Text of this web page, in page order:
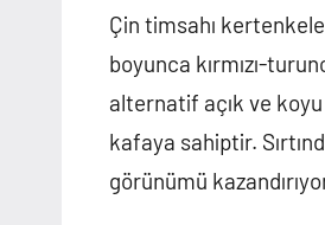
Çin timsahı
boyunca kırmızı-
alternatif açık ve
kafaya sahiptir.
görünümü